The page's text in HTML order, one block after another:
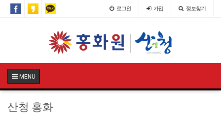
로그인 가입 정보찾기
MENU
산청 홍화